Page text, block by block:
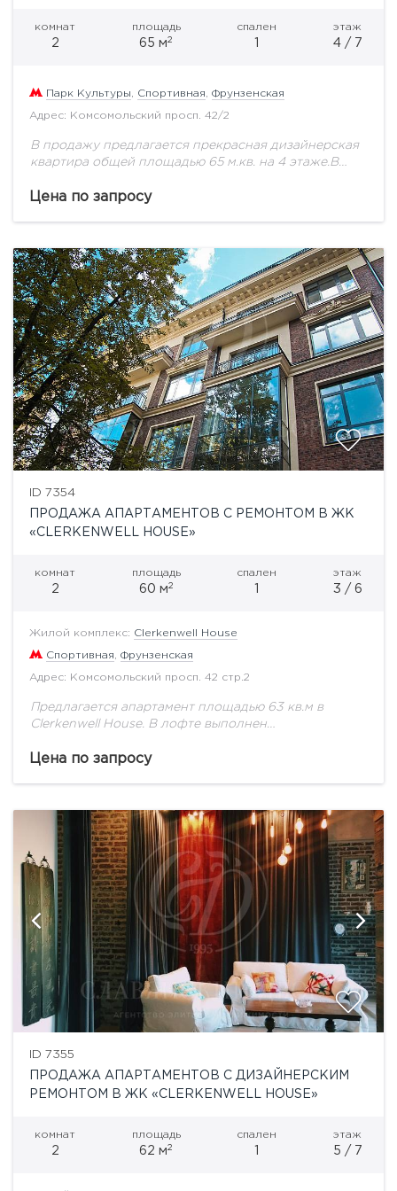
комнат
2
площадь
65 м2
спален
1
этаж
4 / 7
Парк Культуры Спортивная Фрунзенская
Адрес: Комсомольский просп. 42/2
В продажу предлагается прекрасная дизайнерская
квартира общей площадью 65 м.кв. на 4 этаже.В
мебель и техника только самых лучших мировых...
Цена по запросу
ID 7354
ПРОДАЖА АПАРТАМЕНТОВ С РЕМОНТОМ В ЖК
«CLERKENWELL HOUSE»
комнат
2
площадь
60 м2
спален
1
этаж
3 / 6
Жилой комплекс: Clerkenwell House
Спортивная Фрунзенская
Адрес: Комсомольский просп. 42 стр.2
Предлагается апартамент площадью 63 кв.м в
Clerkenwell House. В лофте выполнен
дизайнера, итальянские и английские отделочные
Цена по запросу
ID 7355
ПРОДАЖА АПАРТАМЕНТОВ С ДИЗАЙНЕРСКИМ
РЕМОНТОМ В ЖК «CLERKENWELL HOUSE»
комнат
2
площадь
62 м2
спален
1
этаж
5 / 7